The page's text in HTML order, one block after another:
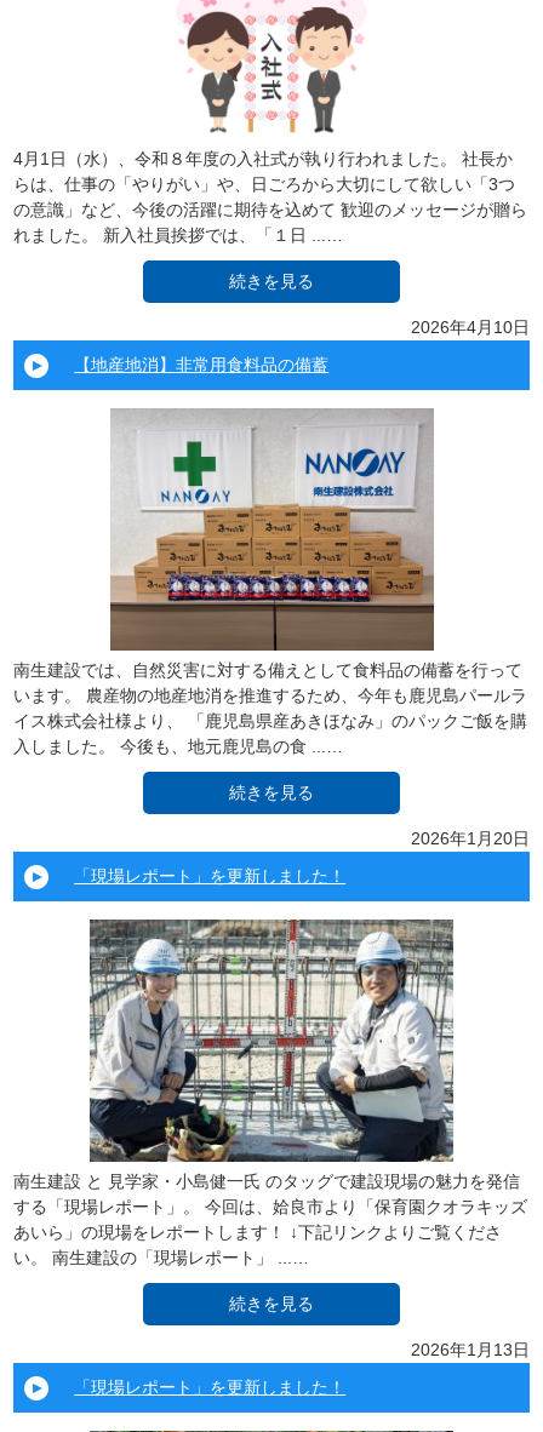
4月1日（水）、令和８年度の入社式が執り行われました。 社長か
らは、仕事の「やりがい」や、日ごろから大切にして欲しい「3つ
の意識」など、今後の活躍に期待を込めて 歓迎のメッセージが贈ら
れました。 新入社員挨拶では、「１日 ...…
続きを見る
2026年4月10日
【地産地消】非常用食料品の備蓄
南生建設では、自然災害に対する備えとして食料品の備蓄を行って
います。 農産物の地産地消を推進するため、今年も鹿児島パールラ
イス株式会社様より、 「鹿児島県産あきほなみ」のパックご飯を購
入しました。 今後も、地元鹿児島の食 ...…
続きを見る
2026年1月20日
「現場レポート」を更新しました！
南生建設 と 見学家・小島健一氏 のタッグで建設現場の魅力を発信
する「現場レポート」。 今回は、姶良市より「保育園クオラキッズ
あいら」の現場をレポートします！ ↓下記リンクよりご覧くださ
い。 南生建設の「現場レポート」 ...…
続きを見る
2026年1月13日
「現場レポート」を更新しました！